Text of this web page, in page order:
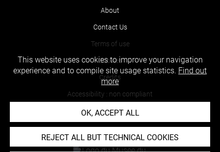
About
Contact Us
Terms of use
Cookies
Credits
Accessibility : non compliant
This website uses cookies to improve your navigation
experience and to compile site usage statistics. Find out
more
OK, ACCEPT ALL
REJECT ALL BUT TECHNICAL COOKIES